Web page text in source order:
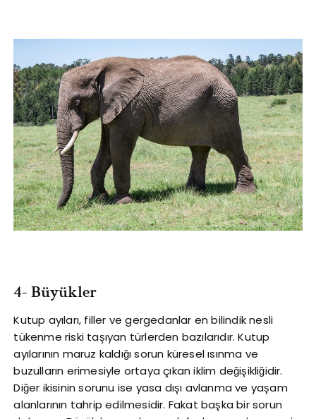
4- Büyükler
Kutup ayıları, filler ve gergedanlar en bilindik nesli
tükenme riski taşıyan türlerden bazılarıdır. Kutup
ayılarının maruz kaldığı sorun küresel ısınma ve
buzulların erimesiyle ortaya çıkan iklim değişikliğidir.
Diğer ikisinin sorunu ise yasa dışı avlanma ve yaşam
alanlarının tahrip edilmesidir. Fakat başka bir sorun